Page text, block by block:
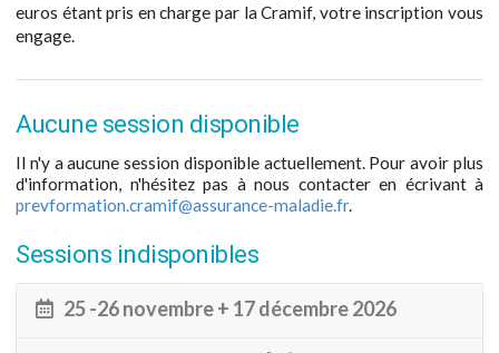
euros étant pris en charge par la Cramif, votre inscription vous
engage.
Aucune session disponible
Il n'y a aucune session disponible actuellement. Pour avoir plus
d'information, n'hésitez pas à nous contacter en écrivant à
prevformation.cramif@assurance-maladie.fr.
Sessions indisponibles
25 -26 novembre + 17 décembre 2026